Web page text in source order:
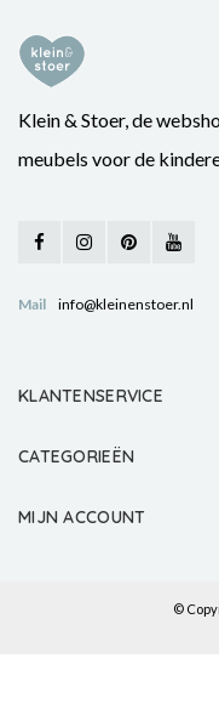
Klein & Stoer, de
meubels voor de
Mail info@kleinenstoer.nl
KLANTENSERVICE
CATEGORIEËN
MIJN ACCOUNT
©